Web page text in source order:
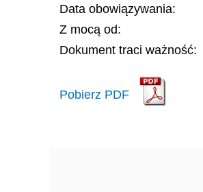
Data obowiązywania:
Z mocą od:
Dokument traci ważność:
Pobierz PDF